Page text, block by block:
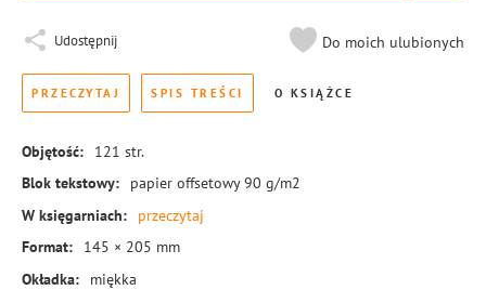
Udostępnij Do moich ulubionych
PRZECZYTAJ SPIS TREŚCI O KSIĄŻCE
Objętość: 121 str.
Blok tekstowy:
papier offsetowy 90 g/m2
W księgarniach:
przeczytaj
Format:
145 × 205 mm
Okładka:
miękka